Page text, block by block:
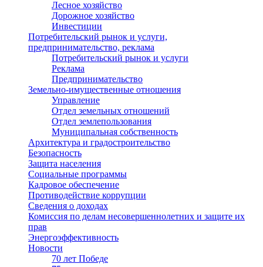
Лесное хозяйство
Дорожное хозяйство
Инвестиции
Потребительский рынок и услуги,
предпринимательство, реклама
Потребительский рынок и услуги
Реклама
Предпринимательство
Земельно-имущественные отношения
Управление
Отдел земельных отношений
Отдел землепользования
Муниципальная собственность
Архитектура и градостроительство
Безопасность
Защита населения
Социальные программы
Кадровое обеспечение
Противодействие коррупции
Сведения о доходах
Комиссия по делам несовершеннолетних и защите их
прав
Энергоэффективность
Новости
70 лет Победе